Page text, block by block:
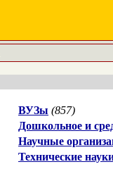
ВУЗы (857)
Дошкольное и
Научные
Технические